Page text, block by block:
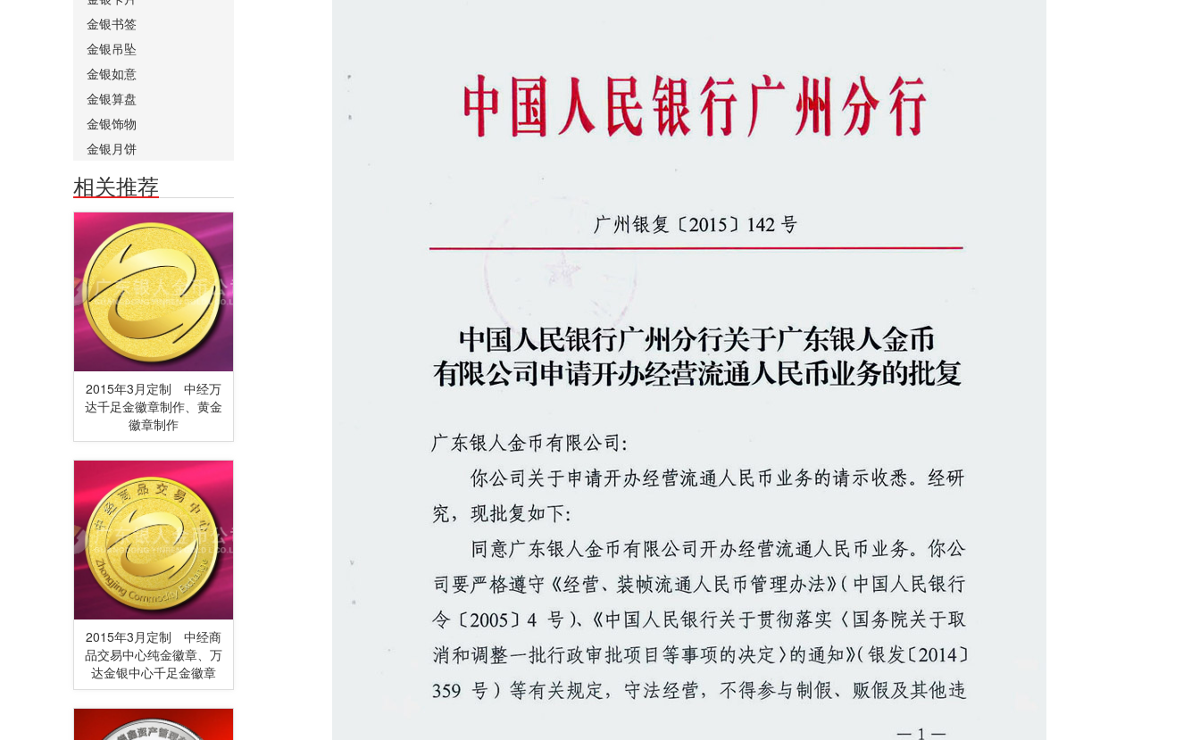
金银书签
金银吊坠
金银如意
金银算盘
金银饰物
金银月饼
相关推荐
2015年3月定制 中经万
达千足金徽章制作、黄金
徽章制作
2015年3月定制 中经商
品交易中心纯金徽章、万
达金银中心千足金徽章